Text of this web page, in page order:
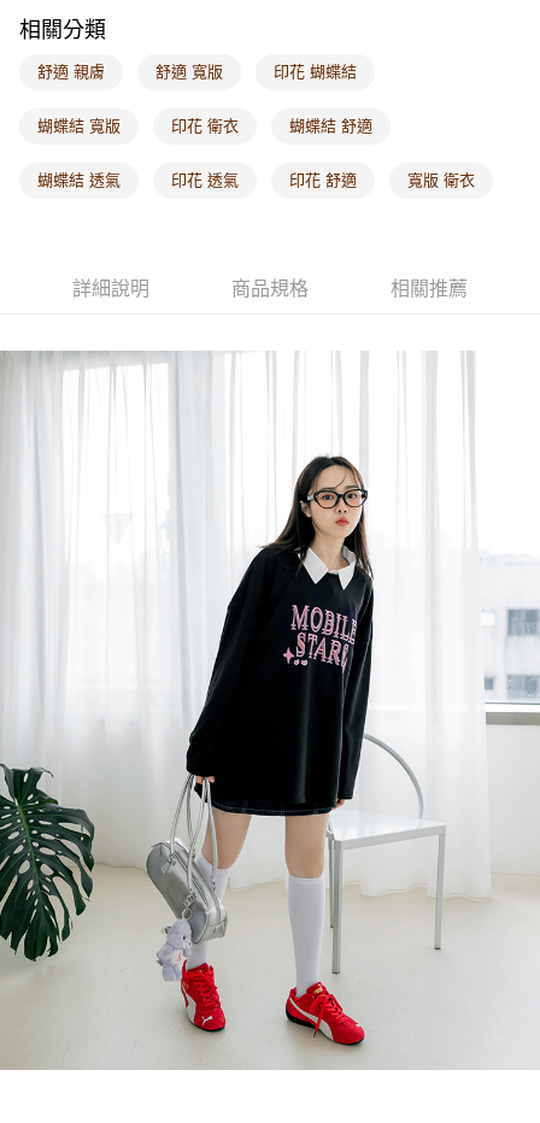
付款後門市自取
每筆NT$60，滿NT$1,000(含以上)免運費
相關分類
舒適 親膚 舒適 寬版 印花 蝴蝶結
蝴蝶結 寬版 印花 衛衣 蝴蝶結 舒適
蝴蝶結 透氣 印花 透氣 印花 舒適 寬版 衛衣
詳細說明 商品規格 相關推薦